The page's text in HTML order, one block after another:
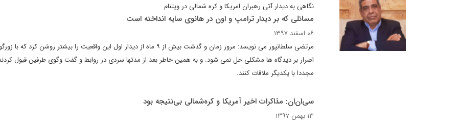
نگاهی به دیدار آتی رهبران امریکا و کره شمالی در ویتنام
مسائلی که بر دیدار ترامپ و اون در هانوی سایه انداخته است
۰۶ اسفند ۱۳۹۷
مرتضی سلطانپور می نویسد: مرور زمان و گذشت بیش از ۹ ماه از دیدار اول این واقعیت را بیشتر روشن کرد که
اصرار بر دیدگاه ها مشکلی حل نمی شود. و به همین خاطر بعد از مدتها سردی در روابط و گفت وگوی طرفین قبول
مجددا با یکدیگر ملاقات کنند.
سی‌ان‌ان: مذاکرات اخیر آمریکا و کره‌شمالی بی‌نتیجه بود
۱۳ بهمن ۱۳۹۷